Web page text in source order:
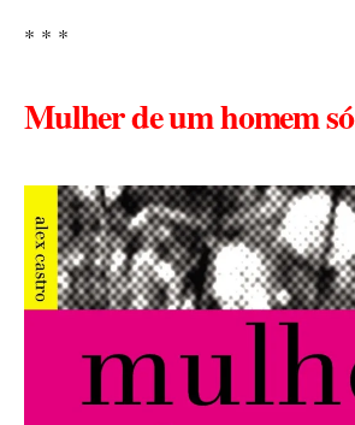
* * *
Mulher de um homem só